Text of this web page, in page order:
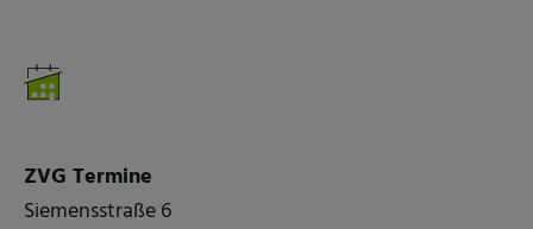
ZVG Termine
Siemensstraße 6